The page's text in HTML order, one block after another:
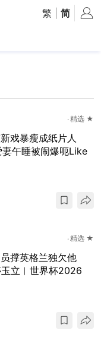
繁 简
精选 ★
戏暴瘦成纸片人
午睡被闹爆呃Like
精选 ★
撑英格兰独欠他
立︱世界杯2026